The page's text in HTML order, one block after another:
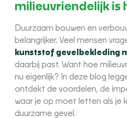
milieuvriendelijk is
Duurzaam bouwen en
belangrijker. Veel mensen
kunststof gevelbekleding
daarbij past. Want hoe
nu eigenlijk? In deze blog
ontdekt de voordelen, de
waar je op moet letten als je
duurzame gevel.